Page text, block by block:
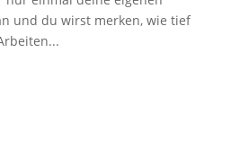
und du wirst merken, wie tief